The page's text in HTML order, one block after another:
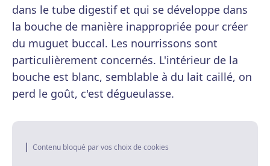
dans le tube digestif et qui se développe dans
la bouche de manière inappropriée pour créer
du muguet buccal. Les nourrissons sont
particulièrement concernés. L'intérieur de la
bouche est blanc, semblable à du lait caillé, on
perd le goût, c'est dégueulasse.
Contenu bloqué par vos choix de cookies